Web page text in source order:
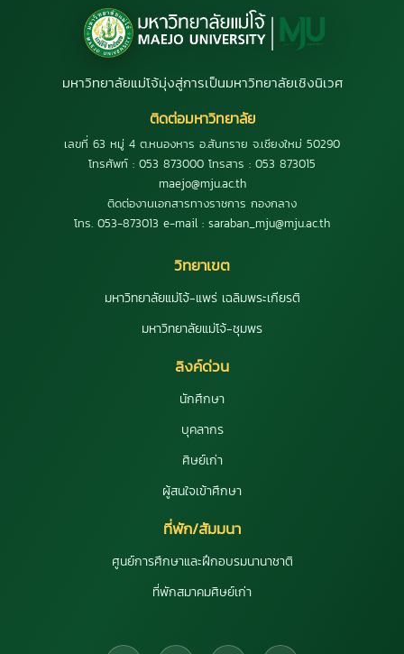
มหาวิทยาลัยแม่โจ้มุ่งสู่การเป็นมหาวิทยาลัยเชิงนิเวศ
ติดต่อมหาวิทยาลัย
เลขที่ 63 หมู่ 4 ต.หนองหาร อ.สันทราย จ.เชียงใหม่ 50290
โทรศัพท์ : 053 873000 โทรสาร : 053 873015
maejo@mju.ac.th
ติดต่องานเอกสารทางราชการ กองกลาง
โทร. 053-873013 e-mail : saraban_mju@mju.ac.th
วิทยาเขต
มหาวิทยาลัยแม่โจ้-แพร่ เฉลิมพระเกียรติ
มหาวิทยาลัยแม่โจ้-ชุมพร
ลิงค์ด่วน
นักศึกษา
บุคลากร
ศิษย์เก่า
ผู้สนใจเข้าศึกษา
ที่พัก/สัมมนา
ศูนย์การศึกษาและฝึกอบรมนานาชาติ
ที่พักสมาคมศิษย์เก่า